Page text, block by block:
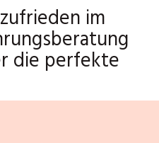
im
die perfekte